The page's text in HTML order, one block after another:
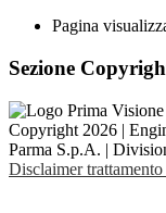
Pagina
Sezione
Copyright 2026 |
Parma S.p.A. |
Disclaimer